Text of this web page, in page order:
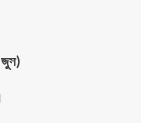
জুস)